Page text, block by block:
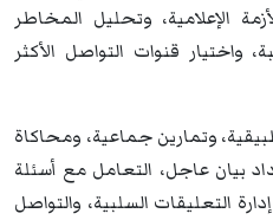
الإعلامية، وتحليل المخاطر
واختيار قنوات التواصل الأكثر
وتمارين جماعية، ومحاكاة
بيان عاجل، التعامل مع أسئلة
التعليقات السلبية، والتواصل